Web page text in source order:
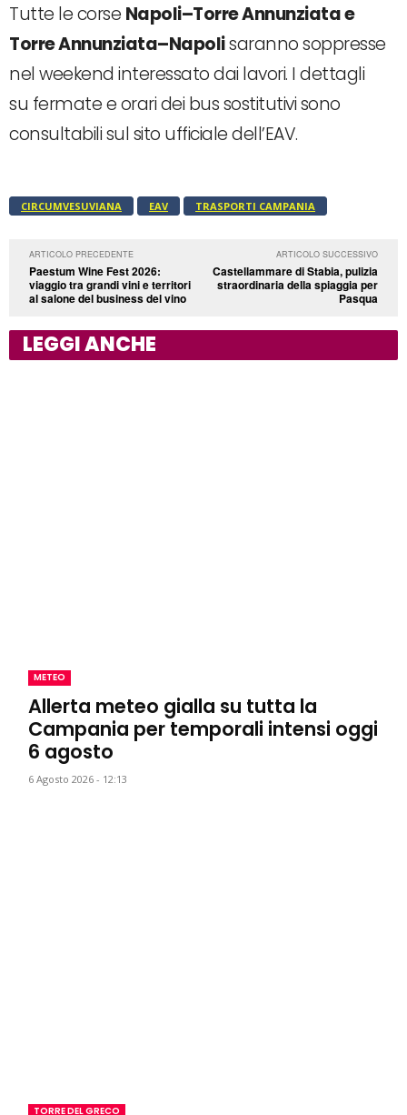
Tutte le corse Napoli–Torre Annunziata e
Torre Annunziata–Napolisaranno soppresse
nel weekend interessato dai lavori. I dettagli
su fermate e orari dei bus sostitutivi sono
consultabili sul sito ufficiale dell’EAV.
CIRCUMVESUVIANA EAV TRASPORTI CAMPANIA
ARTICOLO PRECEDENTE
Paestum Wine Fest 2026:
viaggio tra grandi vini e territori
al salone del business del vino
ARTICOLO SUCCESSIVO
Castellammare di Stabia, pulizia
straordinaria della spiaggia per
Pasqua
LEGGI ANCHE
METEO
Allerta meteo gialla su tutta la
Campania per temporali intensi oggi
6 agosto
6 Agosto 2026 - 12:13
TORRE DEL GRECO